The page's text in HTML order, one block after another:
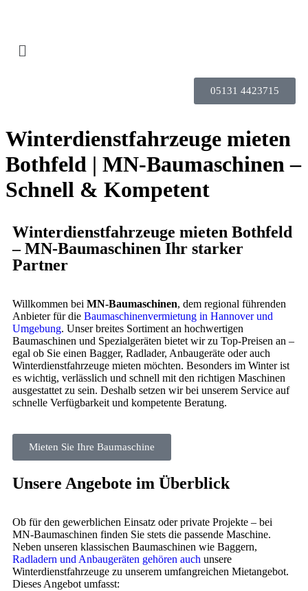
05131 4423715
Winterdienstfahrzeuge mieten
Bothfeld | MN-Baumaschinen –
Schnell & Kompetent
Winterdienstfahrzeuge mieten Bothfeld
– MN-Baumaschinen Ihr starker
Partner
Willkommen bei MN-Baumaschinen, dem regional führenden
Anbieter für die Baumaschinenvermietung in Hannover und
Umgebung. Unser breites Sortiment an hochwertigen
Baumaschinen und Spezialgeräten bietet wir zu Top-Preisen an –
egal ob Sie einen Bagger, Radlader, Anbaugeräte oder auch
Winterdienstfahrzeuge mieten möchten. Besonders im Winter ist
es wichtig, verlässlich und schnell mit den richtigen Maschinen
ausgestattet zu sein. Deshalb setzen wir bei unserem Service auf
schnelle Verfügbarkeit und kompetente Beratung.
Mieten Sie Ihre Baumaschine
Unsere Angebote im Überblick
Ob für den gewerblichen Einsatz oder private Projekte – bei
MN-Baumaschinen finden Sie stets die passende Maschine.
Neben unseren klassischen Baumaschinen wie Baggern,
Radladern und Anbaugeräten gehören auch unsere
Winterdienstfahrzeuge zu unserem umfangreichen Mietangebot.
Dieses Angebot umfasst: